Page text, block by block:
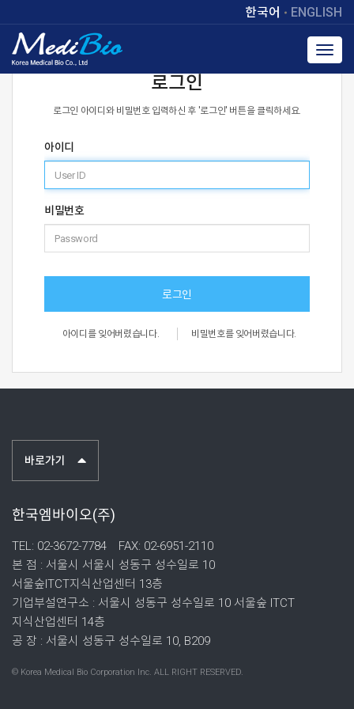
한국어 ENGLISH
로그인
로그인 아이디와 비밀번호 입력하신 후 '로그인' 버튼을 클릭하세요.
아이디
비밀번호
로그인
아이디를 잊어버렸습니다. 비밀번호를 잊어버렸습니다.
바로가기
한국엠바이오(주)
TEL: 02-3672-7784
FAX: 02-6951-2110
본 점 : 서울시 서울시 성동구 성수일로 10
서울숲ITCT지식산업센터 13층
기업부설연구소 : 서울시 성동구 성수일로 10 서울숲 ITCT
지식산업센터 14층
공 장 : 서울시 성동구 성수일로 10, B209
© Korea Medical Bio Corporation Inc. ALL RIGHT RESERVED.